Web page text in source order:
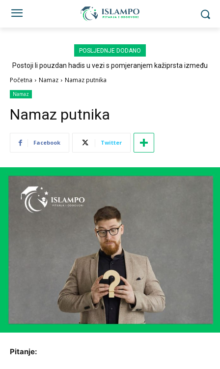
POSLJEDNJE DODANO
Postoji li pouzdan hadis u vezi s pomjeranjem kažiprsta između
Početna Namaz Namaz putnika
Namaz
Namaz putnika
Facebook Twitter
Pitanje: